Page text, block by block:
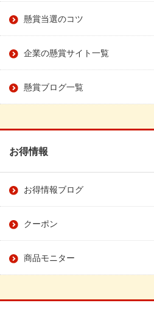
懸賞当選のコツ
企業の懸賞サイト一覧
懸賞ブログ一覧
お得情報
お得情報ブログ
クーポン
商品モニター